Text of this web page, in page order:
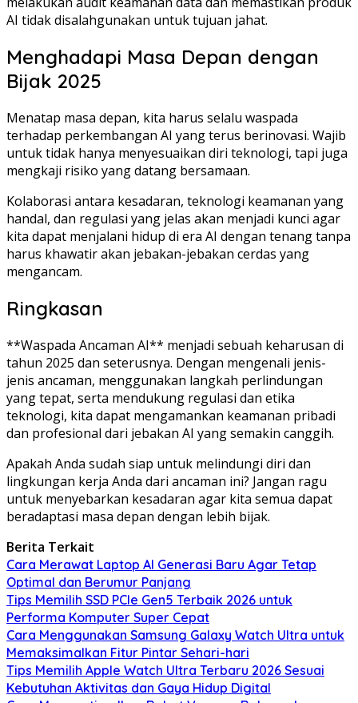
AI tidak disalahgunakan untuk tujuan jahat.
Menghadapi Masa Depan dengan
Bijak 2025
Menatap masa depan, kita harus selalu waspada
terhadap perkembangan AI yang terus berinovasi. Wajib
untuk tidak hanya menyesuaikan diri teknologi, tapi juga
mengkaji risiko yang datang bersamaan.
Kolaborasi antara kesadaran, teknologi keamanan yang
handal, dan regulasi yang jelas akan menjadi kunci agar
kita dapat menjalani hidup di era AI dengan tenang tanpa
harus khawatir akan jebakan-jebakan cerdas yang
mengancam.
Ringkasan
**Waspada Ancaman AI** menjadi sebuah keharusan di
tahun 2025 dan seterusnya. Dengan mengenali jenis-
jenis ancaman, menggunakan langkah perlindungan
yang tepat, serta mendukung regulasi dan etika
teknologi, kita dapat mengamankan keamanan pribadi
dan profesional dari jebakan AI yang semakin canggih.
Apakah Anda sudah siap untuk melindungi diri dan
lingkungan kerja Anda dari ancaman ini? Jangan ragu
untuk menyebarkan kesadaran agar kita semua dapat
beradaptasi masa depan dengan lebih bijak.
Berita Terkait
Cara Merawat Laptop AI Generasi Baru Agar Tetap
Optimal dan Berumur Panjang
Tips Memilih SSD PCIe Gen5 Terbaik 2026 untuk
Performa Komputer Super Cepat
Cara Menggunakan Samsung Galaxy Watch Ultra untuk
Memaksimalkan Fitur Pintar Sehari-hari
Tips Memilih Apple Watch Ultra Terbaru 2026 Sesuai
Kebutuhan Aktivitas dan Gaya Hidup Digital